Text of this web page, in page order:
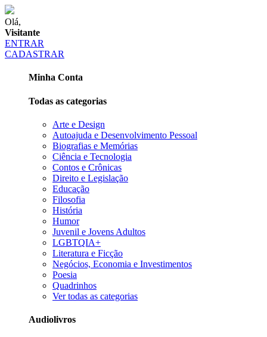
Olá,
Visitante
ENTRAR
CADASTRAR
Minha Conta
Todas as categorias
Arte e Design
Autoajuda e Desenvolvimento Pessoal
Biografias e Memórias
Ciência e Tecnologia
Contos e Crônicas
Direito e Legislação
Educação
Filosofia
História
Humor
Juvenil e Jovens Adultos
LGBTQIA+
Literatura e Ficção
Negócios, Economia e Investimentos
Poesia
Quadrinhos
Ver todas as categorias
Audiolivros